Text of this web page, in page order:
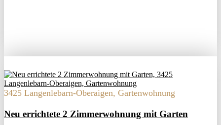
3425 Langenlebarn-Oberaigen, Gartenwohnung
Neu errichtete 2 Zimmerwohnung mit Garten